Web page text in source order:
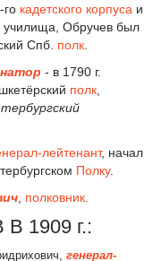
кадетского корпуса и
училища, Обручев был
Спб. полк.
- в 1790 г.
полк,
лейтенант, начал
Полку.
полковник
1909 г.:
генерал-